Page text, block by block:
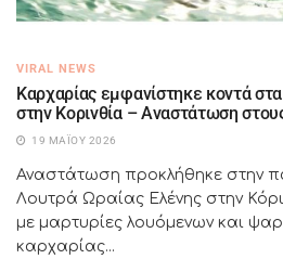
VIRAL NEWS
Καρχαρίας εμφανίστηκε κοντά
στην Κορινθία – Αναστάτωση
19 ΜΑΪ́ΟΥ 2026
Αναστάτωση προκλήθηκε στην
Λουτρά Ωραίας Ελένης στην
με μαρτυρίες λουόμενων και
καρχαρίας...